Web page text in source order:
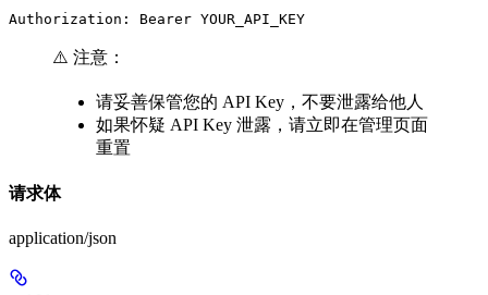
Authorization: Bearer YOUR_API_KEY
⚠️ 注意：
请妥善保管您的 API Key，不要泄露给他人
如果怀疑 API Key 泄露，请立即在管理页面
重置
请求体
application/json